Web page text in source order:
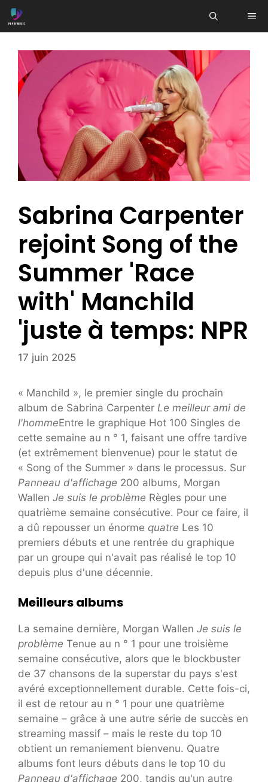
Aller
au
Sabrina Carpenter
rejoint Song of the
Summer 'Race
with' Manchild
'juste à temps: NPR
17 juin 2025
« Manchild », le premier single du prochain
album de Sabrina Carpenter Le meilleur ami de
l'hommeEntre le graphique Hot 100 Singles de
cette semaine au n ° 1, faisant une offre tardive
(et extrêmement bienvenue) pour le statut de
« Song of the Summer » dans le processus. Sur
Panneau d'affichage 200 albums, Morgan
Wallen Je suis le problème Règles pour une
quatrième semaine consécutive. Pour ce faire, il
a dû repousser un énorme quatre Les 10
premiers débuts et une rentrée du graphique
par un groupe qui n'avait pas réalisé le top 10
depuis plus d'une décennie.
Meilleurs albums
La semaine dernière, Morgan Wallen Je suis le
problème Tenue au n ° 1 pour une troisième
semaine consécutive, alors que le blockbuster
de 37 chansons de la superstar du pays s'est
avéré exceptionnellement durable. Cette fois-ci,
il est de retour au n ° 1 pour une quatrième
semaine – grâce à une autre série de succès en
streaming massif – mais le reste du top 10
obtient un remaniement bienvenu. Quatre
albums font leurs débuts dans le top 10 du
Panneau d'affichage 200, tandis qu'un autre